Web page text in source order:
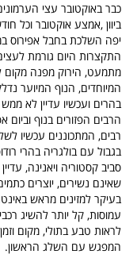
כבר באוקטובר עצי
ביוון ,אמצע אוקטובר וכל
יפה השלכת בחבל אפירוס
התקצרות היום גורמת
מתמעט, הירוק מפנה מקום
המיוחדים, הנוף המיוער
בהרים ועכשיו עדיין לא
הרבים הפזורים בנוף
רבים, המתכוננים עכשיו
בגבול עם בולגריה בהרי
סביב קסטוריה ויאנינה,
שאינם נשירים, יוצרים
בעיקר למזינים מראש
עמוסות, קל יותר להשיג
לראות טבע בתולי, מקום
המפגש עם השלג הראשון.